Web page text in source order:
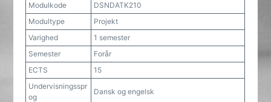
Modulkode
DSNDATK210
Modultype
Projekt
Varighed
1 semester
Semester
Forår
ECTS
15
Undervisningsspr
og
Dansk og engelsk